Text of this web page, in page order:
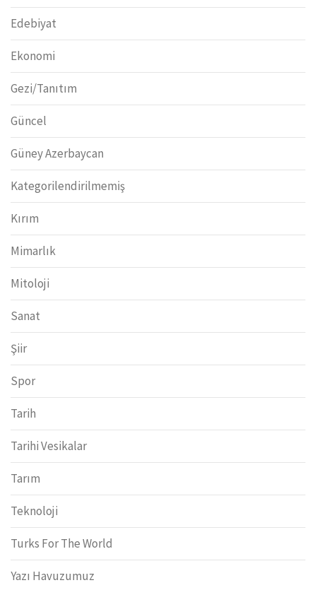
Edebiyat
Ekonomi
Gezi/Tanıtım
Güncel
Güney Azerbaycan
Kategorilendirilmemiş
Kırım
Mimarlık
Mitoloji
Sanat
Şiir
Spor
Tarih
Tarihi Vesikalar
Tarım
Teknoloji
Turks For The World
Yazı Havuzumuz